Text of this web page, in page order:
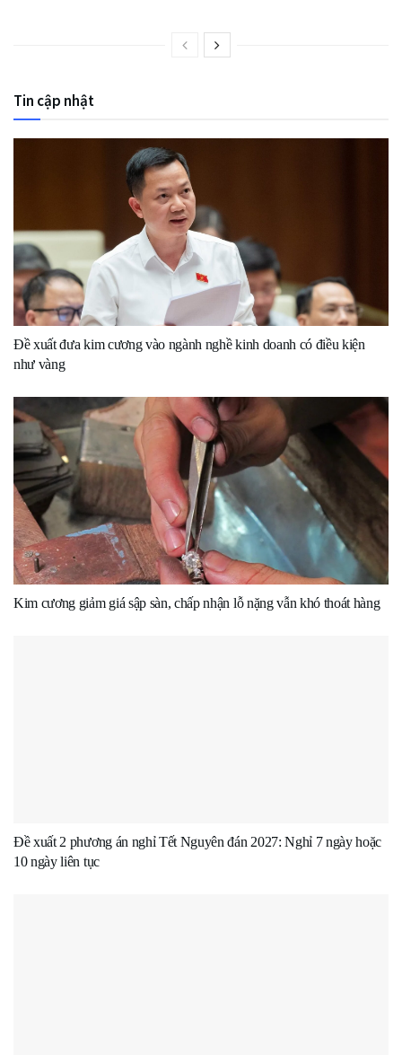
Tin cập nhật
Đề xuất đưa kim cương vào ngành nghề kinh doanh có điều kiện
như vàng
Kim cương giảm giá sập sàn, chấp nhận lỗ nặng vẫn khó thoát hàng
Đề xuất 2 phương án nghỉ Tết Nguyên đán 2027: Nghỉ 7 ngày hoặc
10 ngày liên tục